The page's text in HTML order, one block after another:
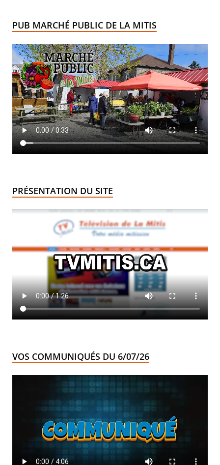
PUB MARCHÉ PUBLIC DE LA MITIS
PRÉSENTATION DU SITE
VOS COMMUNIQUÉS DU 6/07/26